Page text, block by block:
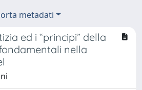
metadati
ed i “principi” della
nella